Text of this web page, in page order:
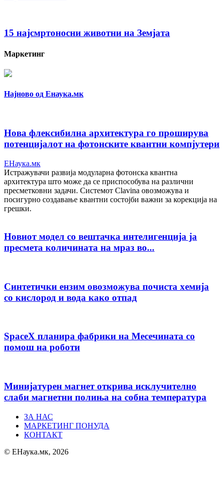
15 најсмртоносни животни на Земјата
Маркетинг
Најново од Енаука.мк
Нова флексибилна архитектура го проширува
потенцијалот на фотонските квантни компјутери
ЕНаука.мк
Истражувачи развија модуларна фотонска квантна
архитектура што може да се приспособува на различни
пресметковни задачи. Системот Clavina овозможува и
посигурно создавање квантни состојби важни за корекција на
грешки.
Новиот модел со вештачка интелигенција ја
пресмета количината на мраз во...
Синтетички ензим овозможува почиста хемија
со кислород и вода како отпад
SpaceX планира фабрики на Месечината со
помош на роботи
Минијатурен магнет открива исклучително
слаби магнетни полиња на собна температура
ЗА НАС
МАРКЕТИНГ ПОНУДА
КОНТАКТ
© ЕНаука.мк, 2026